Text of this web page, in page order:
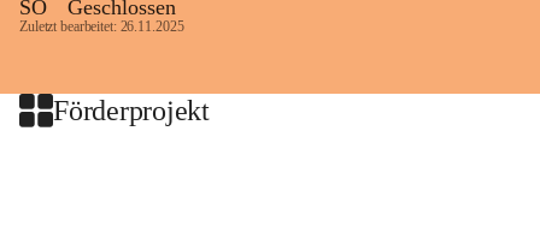
SO Geschlossen
Zuletzt bearbeitet: 26.11.2025
Förderprojekt